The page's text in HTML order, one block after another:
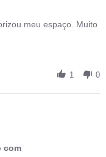
meu espaço. Muito
1 0
com